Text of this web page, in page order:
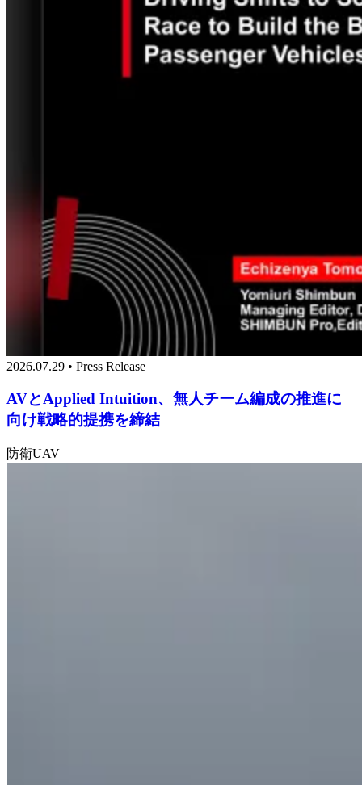
2026.07.29 • Press Release
AVとApplied Intuition、無人チーム編成の推進に
向け戦略的提携を締結
防衛UAV